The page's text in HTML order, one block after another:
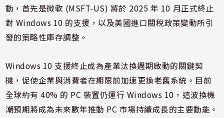
動，首先是微軟 (MSFT-US) 將於 2025 年 10 月正式終止
對 Windows 10 的支援，以及美國進口關稅政策變動所引
發的策略性庫存調整。
Windows 10 支援終止成為產業汰換週期啟動的關鍵契
機，促使企業與消費者在期限前加速更換老舊系統。目前
全球約有 40% 的 PC 裝置仍運行 Windows 10，這波換機
潮預期將成為未來數年推動 PC 市場持續成長的主要動能。